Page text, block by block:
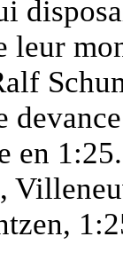
leur
en